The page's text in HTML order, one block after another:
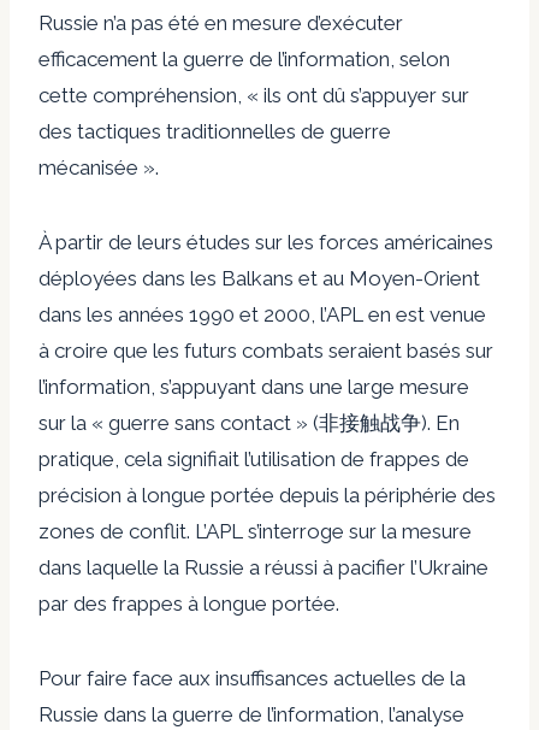
Russie n’a pas été en mesure d’exécuter
efficacement la guerre de l’information, selon
cette compréhension, « ils ont dû s’appuyer sur
des tactiques traditionnelles de guerre
mécanisée ».
À partir de leurs études sur les forces américaines
déployées dans les Balkans et au Moyen-Orient
dans les années 1990 et 2000, l’APL en est venue
à croire que les futurs combats seraient basés sur
l’information, s’appuyant dans une large mesure
sur la « guerre sans contact » (非接触战争). En
pratique, cela signifiait l’utilisation de frappes de
précision à longue portée depuis la périphérie des
zones de conflit. L’APL s’interroge sur la mesure
dans laquelle la Russie a réussi à pacifier l’Ukraine
par des frappes à longue portée.
Pour faire face aux insuffisances actuelles de la
Russie dans la guerre de l’information, l’analyse